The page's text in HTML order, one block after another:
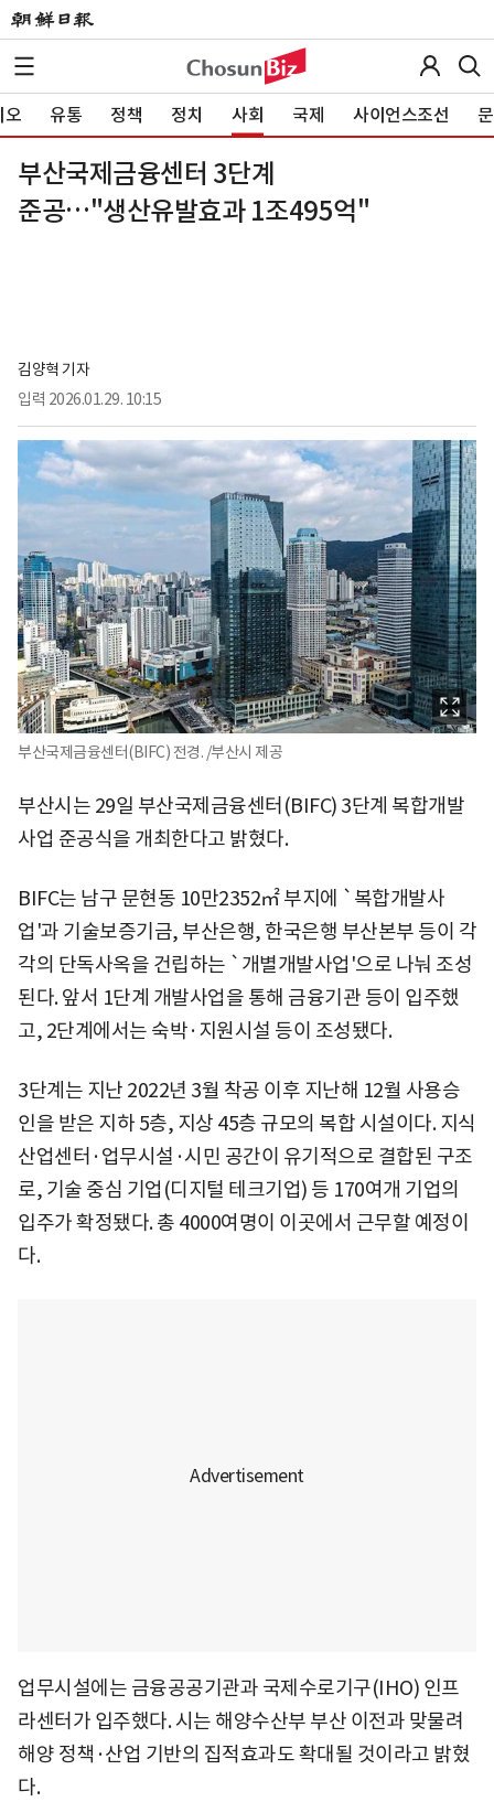
오 유통 정책 정치 사회 국제 사이언스조선
부산국제금융센터 3단계
준공…"생산유발효과 1조495억"
김양혁 기자
입력 2026.01.29. 10:15
부산국제금융센터(BIFC) 전경. /부산시 제공
부산시는 29일 부산국제금융센터(BIFC) 3단계 복합개발
사업 준공식을 개최한다고 밝혔다.
BIFC는 남구 문현동 10만2352㎡ 부지에 `복합개발사
업'과 기술보증기금, 부산은행, 한국은행 부산본부 등이 각
각의 단독사옥을 건립하는 `개별개발사업'으로 나눠 조성
된다. 앞서 1단계 개발사업을 통해 금융기관 등이 입주했
고, 2단계에서는 숙박·지원시설 등이 조성됐다.
3단계는 지난 2022년 3월 착공 이후 지난해 12월 사용승
인을 받은 지하 5층, 지상 45층 규모의 복합 시설이다. 지식
산업센터·업무시설·시민 공간이 유기적으로 결합된 구조
로, 기술 중심 기업(디지털 테크기업) 등 170여개 기업의
입주가 확정됐다. 총 4000여명이 이곳에서 근무할 예정이
다.
업무시설에는 금융공공기관과 국제수로기구(IHO) 인프
라센터가 입주했다. 시는 해양수산부 부산 이전과 맞물려
해양 정책·산업 기반의 집적효과도 확대될 것이라고 밝혔
다.